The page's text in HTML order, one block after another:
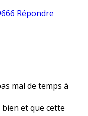
Répondre
mal de temps à
bien et que cette